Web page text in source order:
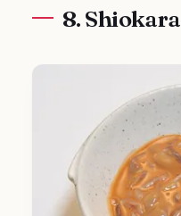
8. Shiokara